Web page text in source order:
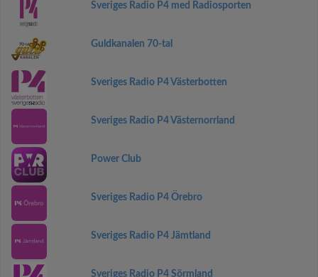
Sveriges Radio P4 med Radiosporten
Guldkanalen 70-tal
Sveriges Radio P4 Västerbotten
Sveriges Radio P4 Västernorrland
Power Club
Sveriges Radio P4 Örebro
Sveriges Radio P4 Jämtland
Sveriges Radio P4 Sörmland